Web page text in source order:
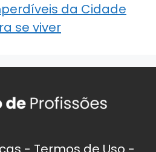
da Cidade
se viver